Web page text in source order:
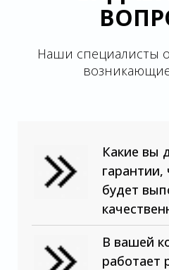
Наши специалисты
Какие вы
гарантии,
будет
В вашей
работает